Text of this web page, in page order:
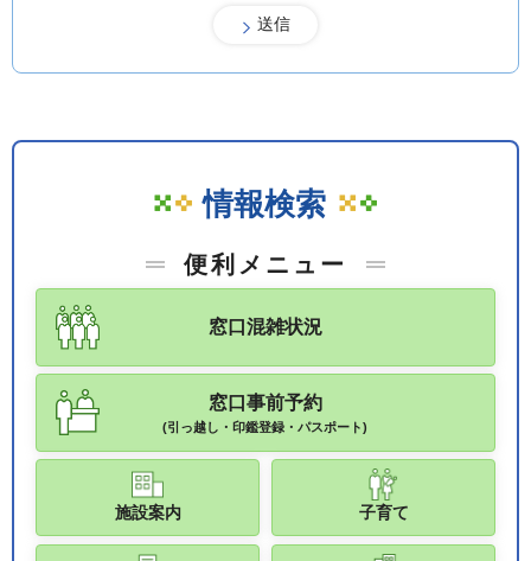
情報検索
便利メニュー
窓口混雑状況
窓口事前予約
(引っ越し・印鑑登録・パスポート)
施設案内 子育て